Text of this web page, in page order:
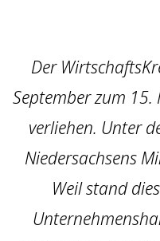
Der
September zum 15.
verliehen. Unter
Niedersachsens
Weil stand